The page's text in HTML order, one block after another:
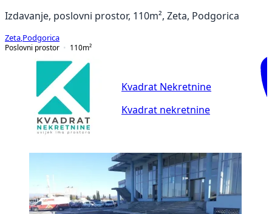
Izdavanje, poslovni prostor, 110m², Zeta, Podgorica
Zeta Podgorica
Poslovni prostor
110m²
Kvadrat Nekretnine
Kvadrat nekretnine